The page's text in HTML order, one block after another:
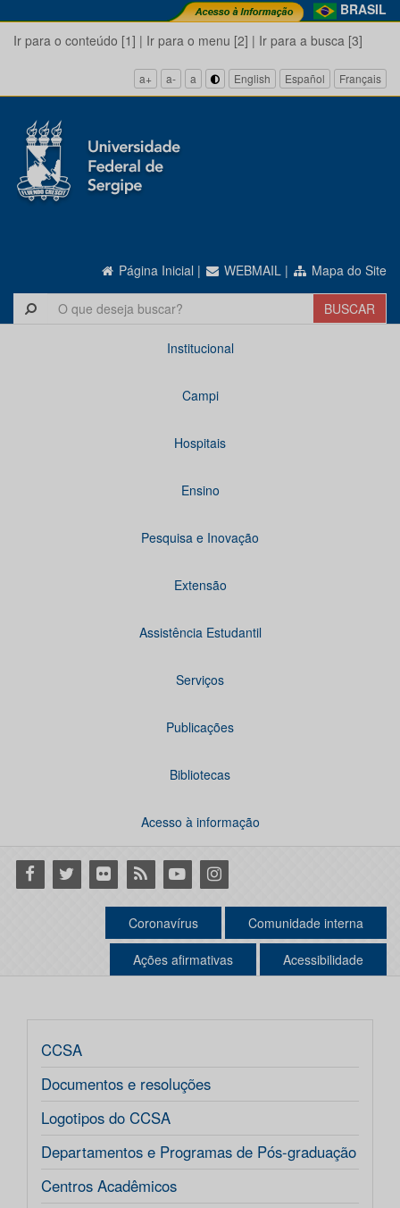
BRASIL
Ir para o conteúdo [1] | Ir para o menu [2] | Ir para a busca [3]
a+ a- a English Español Français
Página Inicial | WEBMAIL | Mapa do Site
Institucional
Campi
Hospitais
Ensino
Pesquisa e Inovação
Extensão
Assistência Estudantil
Serviços
Publicações
Bibliotecas
Acesso à informação
Facebook
Twitter Flickr RSS YoutubeInstagram
Coronavírus Comunidade interna
Ações afirmativas Acessibilidade
CCSA
Documentos e resoluções
Logotipos do CCSA
Departamentos e Programas de Pós-graduação
Centros Acadêmicos